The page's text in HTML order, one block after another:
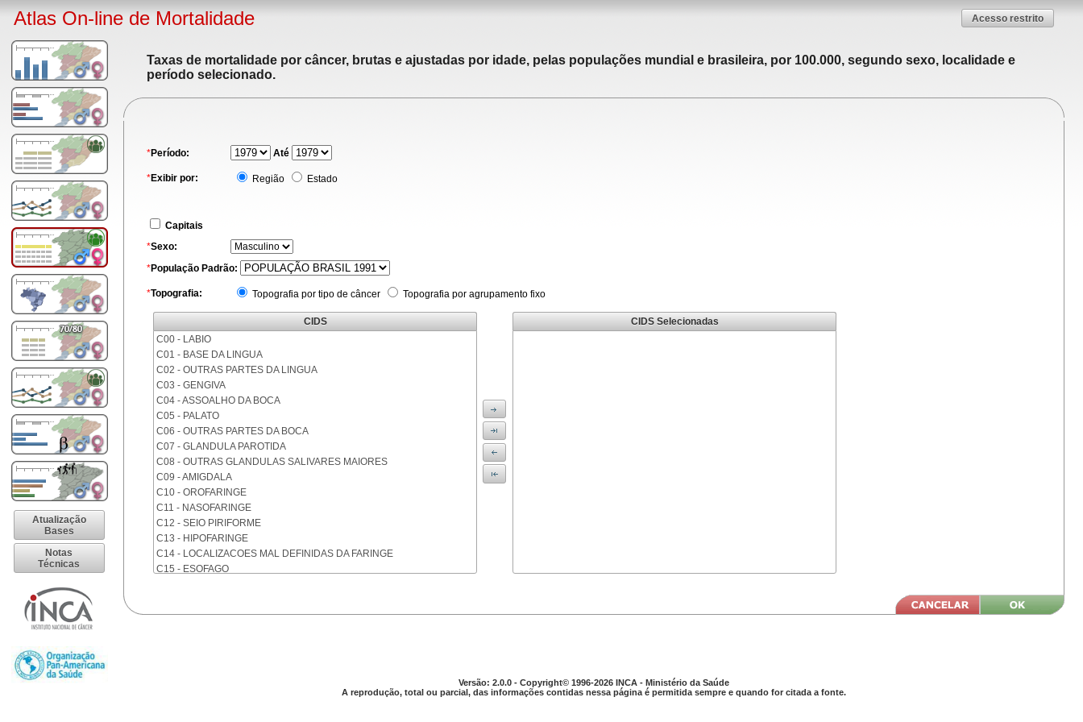
Atlas On-line de Mortalidade Acesso restrito
Atualização
Bases
Notas
Técnicas
Taxas de mortalidade por câncer, brutas e ajustadas por idade, pelas populações mundial e brasileira, por 100.000, segundo sexo, localidade e
período selecionado.
*Período: Até
*Exibir por: Região Estado
Capitais
*Sexo:
*População Padrão:
*Topografia: Topografia por tipo de câncer Topografia por agrupamento fixo
CIDS
C00 - LABIO
C01 - BASE DA LINGUA
C02 - OUTRAS PARTES DA LINGUA
C03 - GENGIVA
C04 - ASSOALHO DA BOCA
C05 - PALATO
C06 - OUTRAS PARTES DA BOCA
C07 - GLANDULA PAROTIDA
C08 - OUTRAS GLANDULAS SALIVARES MAIORES
C09 - AMIGDALA
C10 - OROFARINGE
C11 - NASOFARINGE
C12 - SEIO PIRIFORME
C13 - HIPOFARINGE
C14 - LOCALIZACOES MAL DEFINIDAS DA FARINGE
C15 - ESOFAGO
C18 - COLON
CIDS Selecionadas
Versão: 2.0.0 - Copyright© 1996-2026 INCA - Ministério da Saúde
A reprodução, total ou parcial, das informações contidas nessa página é permitida sempre e quando for citada a fonte.